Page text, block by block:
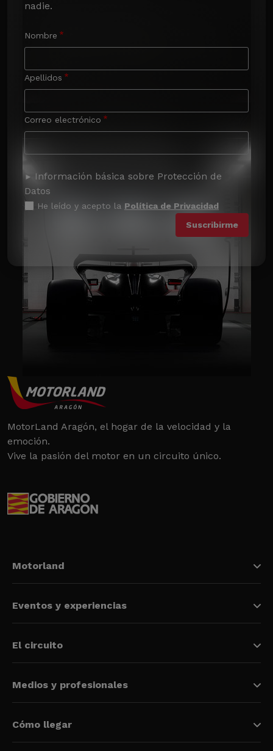
nadie.
Nombre
Apellidos
Correo electrónico
Información básica sobre Protección de
Datos
He leído y acepto la Política de Privacidad
MotorLand Aragón, el hogar de la velocidad y la
emoción.
Vive la pasión del motor en un circuito único.
Motorland
Eventos y experiencias
El circuito
Medios y profesionales
Cómo llegar